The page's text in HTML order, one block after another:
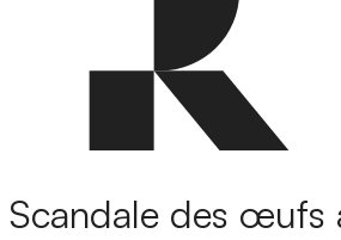
Scandale des œufs